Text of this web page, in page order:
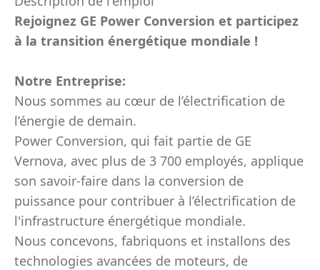
Rejoignez GE Power Conversion et participez
à la transition énergétique mondiale !
Notre Entreprise:
Nous sommes au cœur de l’électrification de
l’énergie de demain.
Power Conversion, qui fait partie de GE
Vernova, avec plus de 3 700 employés, applique
son savoir-faire dans la conversion de
puissance pour contribuer à l’électrification de
l'infrastructure énergétique mondiale.
Nous concevons, fabriquons et installons des
technologies avancées de moteurs, de